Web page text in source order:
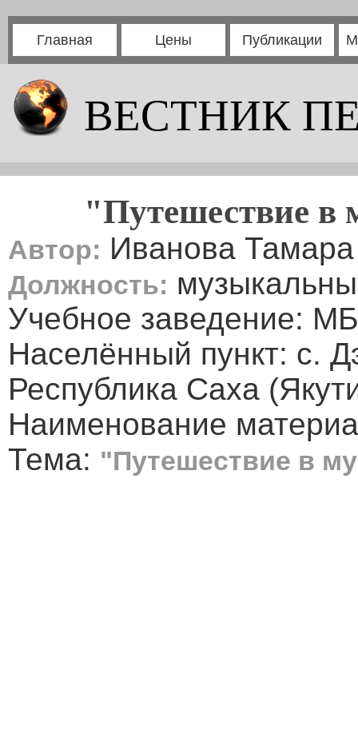
Главная Цены Публикации
ВЕСТНИК
"Путешествие в
Автор: Иванова
Должность:
Учебное заведение:
Населённый пункт: с.
Республика Саха
Наименование
Тема: "Путешествие в